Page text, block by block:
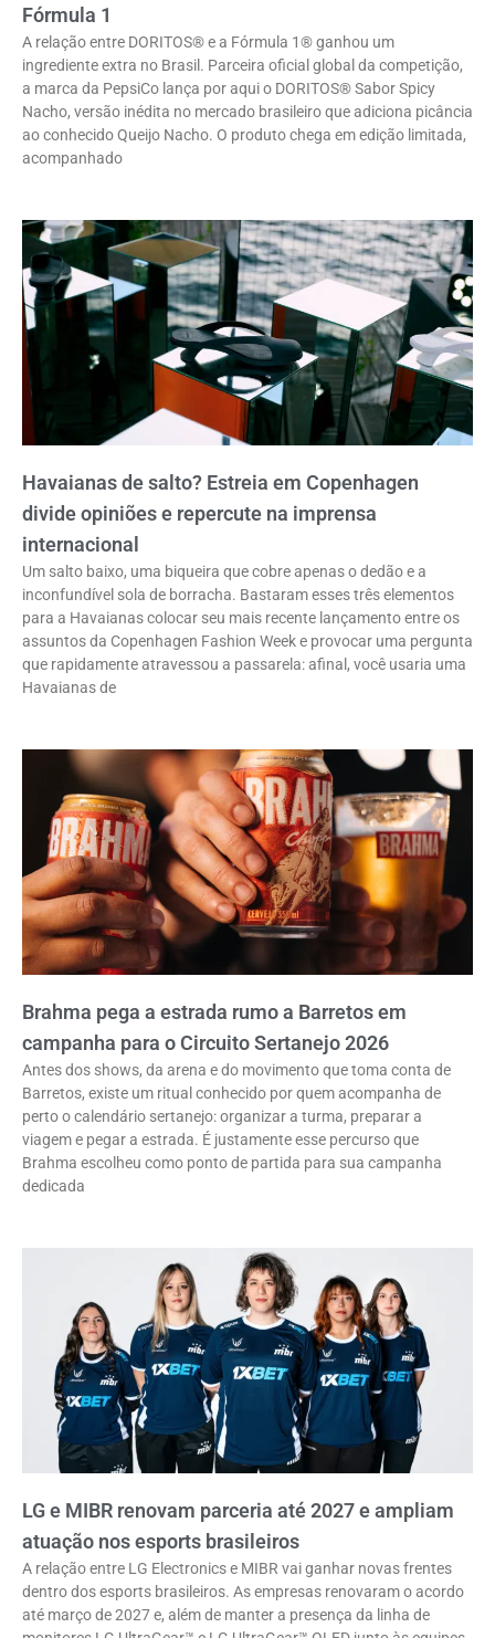
Fórmula 1
A relação entre DORITOS® e a Fórmula 1® ganhou um
ingrediente extra no Brasil. Parceira oficial global da competição,
a marca da PepsiCo lança por aqui o DORITOS® Sabor Spicy
Nacho, versão inédita no mercado brasileiro que adiciona picância
ao conhecido Queijo Nacho. O produto chega em edição limitada,
acompanhado
Havaianas de salto? Estreia em Copenhagen
divide opiniões e repercute na imprensa
internacional
Um salto baixo, uma biqueira que cobre apenas o dedão e a
inconfundível sola de borracha. Bastaram esses três elementos
para a Havaianas colocar seu mais recente lançamento entre os
assuntos da Copenhagen Fashion Week e provocar uma pergunta
que rapidamente atravessou a passarela: afinal, você usaria uma
Havaianas de
Brahma pega a estrada rumo a Barretos em
campanha para o Circuito Sertanejo 2026
Antes dos shows, da arena e do movimento que toma conta de
Barretos, existe um ritual conhecido por quem acompanha de
perto o calendário sertanejo: organizar a turma, preparar a
viagem e pegar a estrada. É justamente esse percurso que
Brahma escolheu como ponto de partida para sua campanha
dedicada
LG e MIBR renovam parceria até 2027 e ampliam
atuação nos esports brasileiros
A relação entre LG Electronics e MIBR vai ganhar novas frentes
dentro dos esports brasileiros. As empresas renovaram o acordo
até março de 2027 e, além de manter a presença da linha de